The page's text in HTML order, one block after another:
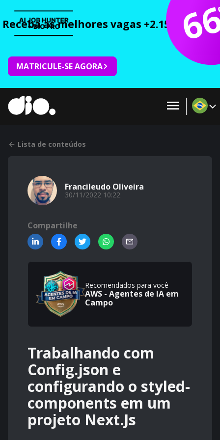
Receba as melhores vagas +2.150 cursos
MATRICULE-SE AGORA
Lista de conteúdos
Francileudo Oliveira
30/11/2022 10:22
Compartilhe
Recomendados para você
AWS - Agentes de IA em
Campo
Trabalhando com
Config.json e
configurando o styled-
components em um
projeto Next.Js